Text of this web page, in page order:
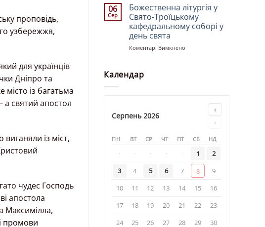
проповідь,
узбережжя,
для українців
Дніпро та
місто із багатьма
а святий апостол
із міст,
чудес Господь
апостола
Максимілла,
промови
Богослужіння
храмі
«Святої
06
Сер
Божественна літургія у
Свято-Троїцькому
кафедральному соборі у
день свята
Коментарі Вимкнено
Календар
Серпень 2026
‹
›
ПН ВТ СР ЧТ ПТ СБ НД
· · · · · 1
2
3
4 5 6 7 8
9
10
11 12 13 14 15
16
17
18 19 20 21 22
23
24
25 26 27 28 29
30